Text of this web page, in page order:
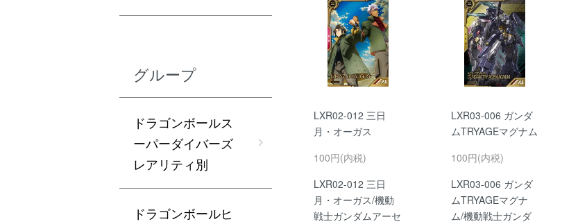
LXR02-012 三日
月・オーガス
100円(内税)
LXR02-012 三日
月・オーガス/機動
戦士ガンダムアーセ
LXR03-006 ガンダ
ムTRYAGEマグナム
100円(内税)
LXR03-006 ガンダ
ムTRYAGEマグナ
ム/機動戦士ガンダ
グループ
ドラゴンボールス
ーパーダイバーズ
レアリティ別
ドラゴンボールヒ